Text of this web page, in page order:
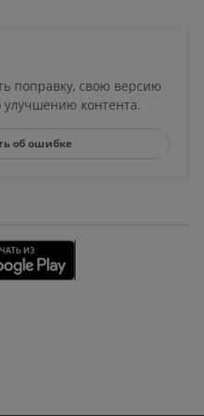
поправку, свою версию
контента.
об ошибке